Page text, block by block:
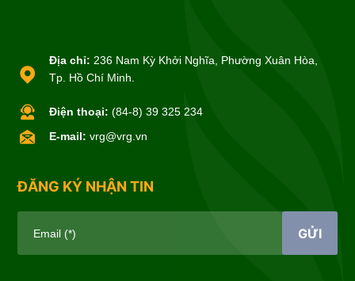
Địa chỉ: 236 Nam Kỳ Khởi Nghĩa, Phường Xuân Hòa,
Tp. Hồ Chí Minh.
Điện thoại: (84-8) 39 325 234
E-mail: vrg@vrg.vn
ĐĂNG KÝ NHẬN TIN
Email (*) GỬI